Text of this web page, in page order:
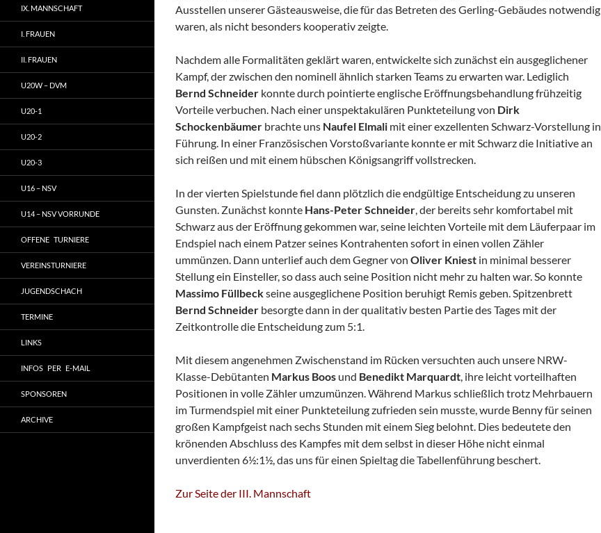
Ausstellen unserer Gästeausweise, die für das Betreten des Gerling-Gebäudes notwendig
waren, als nicht besonders kooperativ zeigte.
Nachdem alle Formalitäten geklärt waren, entwickelte sich zunächst ein ausgeglichener
Kampf, der zwischen den nominell ähnlich starken Teams zu erwarten war. Lediglich
Bernd Schneider konnte durch pointierte englische Eröffnungsbehandlung frühzeitig
Vorteile verbuchen. Nach einer unspektakulären Punkteteilung von Dirk
Schockenbäumer brachte uns Naufel Elmali mit einer exzellenten Schwarz-Vorstellung in
Führung. In einer Französischen Vorstoßvariante konnte er mit Schwarz die Initiative an
sich reißen und mit einem hübschen Königsangriff vollstrecken.
In der vierten Spielstunde fiel dann plötzlich die endgültige Entscheidung zu unseren
Gunsten. Zunächst konnte Hans-Peter Schneider, der bereits sehr komfortabel mit
Schwarz aus der Eröffnung gekommen war, seine leichten Vorteile mit dem Läuferpaar im
Endspiel nach einem Patzer seines Kontrahenten sofort in einen vollen Zähler
ummünzen. Dann unterlief auch dem Gegner von Oliver Kniest in minimal besserer
Stellung ein Einsteller, so dass auch seine Position nicht mehr zu halten war. So konnte
Massimo Füllbeckseine ausgeglichene Position beruhigt Remis geben. Spitzenbrett
Bernd Schneider besorgte dann in der qualitativ besten Partie des Tages mit der
Zeitkontrolle die Entscheidung zum 5:1.
Mit diesem angenehmen Zwischenstand im Rücken versuchten auch unsere NRW-
Klasse-Debütanten Markus Boos und Benedikt Marquardt, ihre leicht vorteilhaften
Positionen in volle Zähler umzumünzen. Während Markus schließlich trotz Mehrbauern
im Turmendspiel mit einer Punkteteilung zufrieden sein musste, wurde Benny für seinen
großen Kampfgeist nach sechs Stunden mit einem Sieg belohnt. Dies bedeutete den
krönenden Abschluss des Kampfes mit dem selbst in dieser Höhe nicht einmal
unverdienten 6½:1½, das uns für einen Spieltag die Tabellenführung beschert.
Zur Seite der III. Mannschaft
IX. MANNSCHAFT
I. FRAUEN
II. FRAUEN
U20W – DVM
U20-1
U20-2
U20-3
U16 – NSV
U14 – NSV VORRUNDE
OFFENE TURNIERE
VEREINSTURNIERE
JUGENDSCHACH
TERMINE
LINKS
INFOS PER E-MAIL
SPONSOREN
ARCHIVE